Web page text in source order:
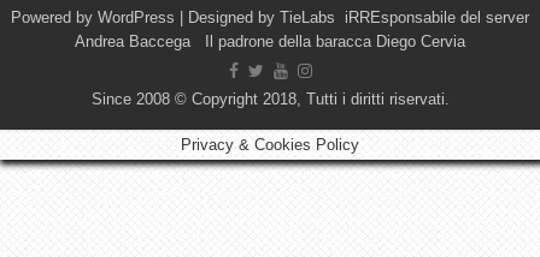
Powered by WordPress | Designed by TieLabs iRREsponsabile del server
Andrea Baccega Il padrone della baracca Diego Cervia
Since 2008 © Copyright 2018, Tutti i diritti riservati.
Privacy & Cookies Policy